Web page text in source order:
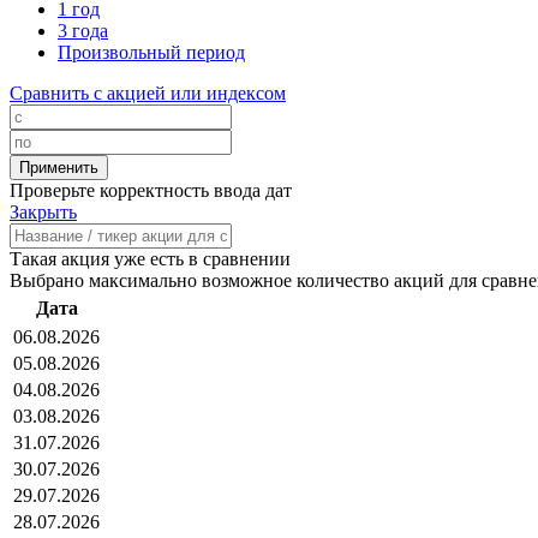
1 год
3 года
Произвольный период
Сравнить с акцией или индексом
Проверьте корректность ввода дат
Закрыть
Такая акция уже есть в сравнении
Выбрано максимально возможное количество акций для
Дата
06.08.2026
05.08.2026
04.08.2026
03.08.2026
31.07.2026
30.07.2026
29.07.2026
28.07.2026